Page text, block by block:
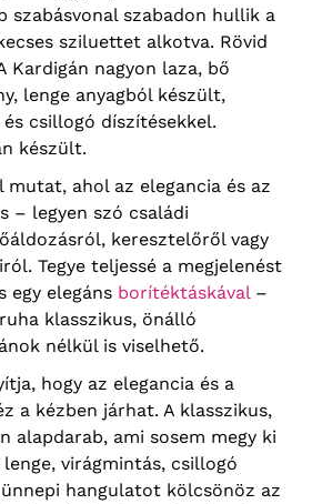
szabásvonal szabadon hullik a
sziluettet alkotva. Rövid
Kardigán nagyon laza, bő
lenge anyagból készült,
csillogó díszítésekkel.
készült.
mutat, ahol az elegancia és az
– legyen szó családi
keresztelőről vagy
Tegye teljessé a megjelenést
egy elegáns borítéktáskával –
klasszikus, önálló
nélkül is viselhető.
hogy az elegancia és a
a kézben járhat. A klasszikus,
alapdarab, ami sosem megy ki
virágmintás, csillogó
hangulatot kölcsönöz az